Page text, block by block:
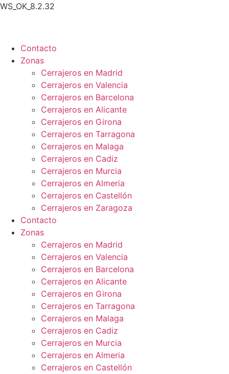
WS_OK_8.2.32
Contacto
Zonas
Cerrajeros en Madrid
Cerrajeros en Valencia
Cerrajeros en Barcelona
Cerrajeros en Alicante
Cerrajeros en Girona
Cerrajeros en Tarragona
Cerrajeros en Malaga
Cerrajeros en Cadiz
Cerrajeros en Murcia
Cerrajeros en Almeria
Cerrajeros en Castellón
Cerrajeros en Zaragoza
Contacto
Zonas
Cerrajeros en Madrid
Cerrajeros en Valencia
Cerrajeros en Barcelona
Cerrajeros en Alicante
Cerrajeros en Girona
Cerrajeros en Tarragona
Cerrajeros en Malaga
Cerrajeros en Cadiz
Cerrajeros en Murcia
Cerrajeros en Almeria
Cerrajeros en Castellón